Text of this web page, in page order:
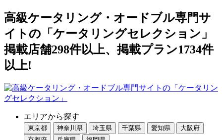
高級ケータリング・オードブル専門サ
イトの「ケータリングセレクション」
掲載店舗298件以上、掲載プラン1734件
以上!
エリアから探す
東京都 神奈川県 埼玉県 千葉県 愛知県
大阪府